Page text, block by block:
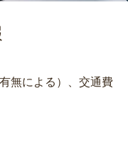
無による）、交通費